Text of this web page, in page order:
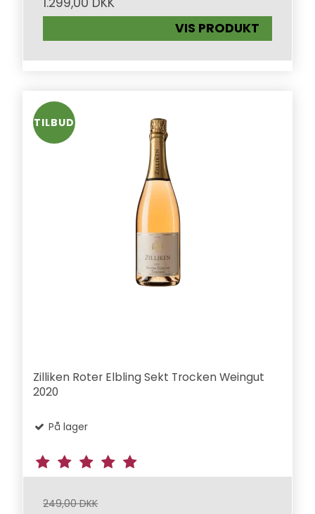
VIS PRODUKT
TILBUD
Zilliken Roter Elbling Sekt Trocken Weingut
2020
På lager
249,00 DKK